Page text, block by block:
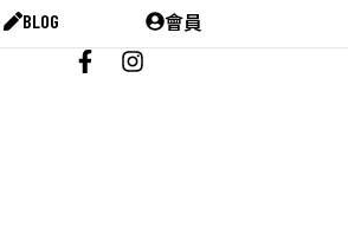
BLOG 會員